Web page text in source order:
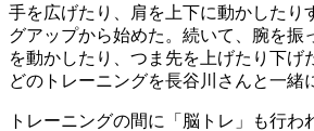
手を広げたり、肩を上下に動かしたり
グアップから始めた。続いて、腕を振
を動かしたり、つま先を上げたり下げ
どのトレーニングを長谷川さんと一緒
トレーニングの間に「脳トレ」も行わ